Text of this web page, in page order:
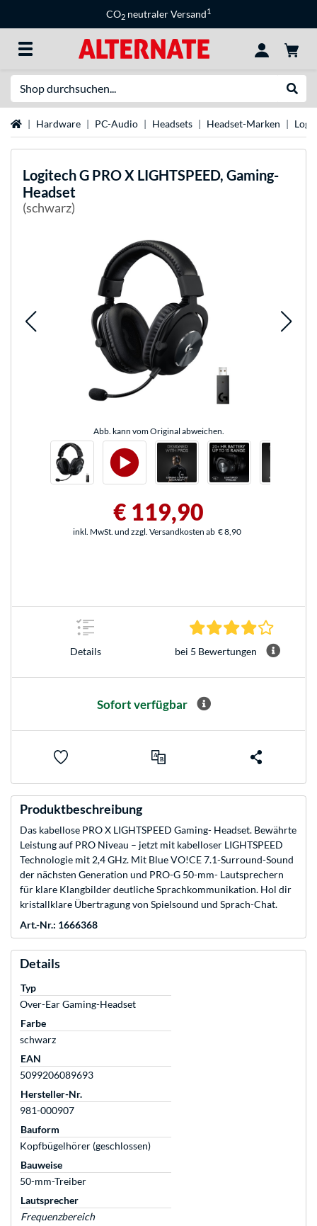
CO2 neutraler Versand1
StartseiteHardware PC-Audio Headsets Headset-Marken
LogitechG PRO X LIGHTSPEED, Gaming-
Headset
(schwarz)
Abb. kann vom Original abweichen.
€ 119,90
inkl. MwSt. und zzgl. Versandkosten ab € 8,90
Details bei 5 Bewertungen
Sofort verfügbar
Produktbeschreibung
Das kabellose PRO X LIGHTSPEED Gaming- Headset. Bewährte
Leistung auf PRO Niveau – jetzt mit kabelloser LIGHTSPEED
Technologie mit 2,4 GHz. Mit Blue VO!CE 7.1-Surround-Sound
der nächsten Generation und PRO-G 50-mm- Lautsprechern
für klare Klangbilder deutliche Sprachkommunikation. Hol dir
kristallklare Übertragung von Spielsound und Sprach-Chat.
Art.-Nr.: 1666368
Details
Typ
Over-Ear Gaming-Headset
Farbe
schwarz
EAN
5099206089693
Hersteller-Nr.
981-000907
Bauform
Kopfbügelhörer (geschlossen)
Bauweise
50-mm-Treiber
Lautsprecher
Frequenzbereich